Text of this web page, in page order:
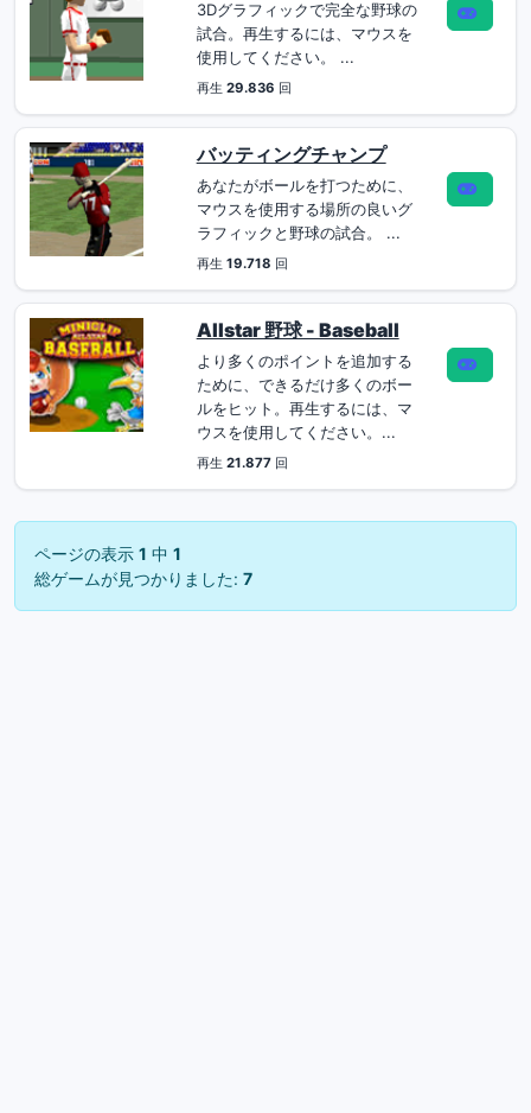
3Dグラフィックで完全な野球の
試合。再生するには、マウスを
使用してください。 ...
再生 29.836 回
バッティングチャンプ
あなたがボールを打つために、
マウスを使用する場所の良いグ
ラフィックと野球の試合。 ...
再生 19.718 回
Allstar 野球 - Baseball
より多くのポイントを追加する
ために、できるだけ多くのボー
ルをヒット。再生するには、マ
ウスを使用してください。...
再生 21.877回
ページの表示 1 中 1
総ゲームが見つかりました: 7